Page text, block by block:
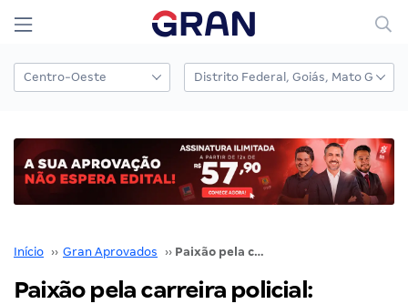
Início ›› Gran Aprovados ›› Paixão pela carreira policial: conheça Ana Paula Rezende!
Paixão pela carreira policial: